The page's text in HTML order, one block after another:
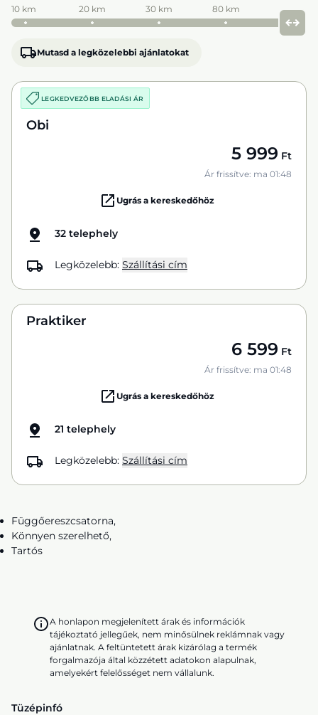
10 km 20 km 30 km 80 km
Mutasd a legközelebbi ajánlatokat
LEGKEDVEZŐBB ELADÁSI ÁR
Obi
5 999 Ft
Ár frissítve: ma 01:48
Ugrás a kereskedőhöz
32 telephely
Legközelebb: Szállítási cím
Praktiker
6 599 Ft
Ár frissítve: ma 01:48
Ugrás a kereskedőhöz
21 telephely
Legközelebb: Szállítási cím
Függőereszcsatorna,
Könnyen szerelhető,
Tartós
A honlapon megjelenített árak és információk
tájékoztató jellegűek, nem minősülnek reklámnak vagy
ajánlatnak. A feltüntetett árak kizárólag a termék
forgalmazója által közzétett adatokon alapulnak,
amelyekért felelősséget nem vállalunk.
Tüzépinfó